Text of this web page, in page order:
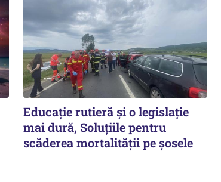
Educație rutieră și o legislație
mai dură, Soluțiile pentru
scăderea mortalității pe şosele